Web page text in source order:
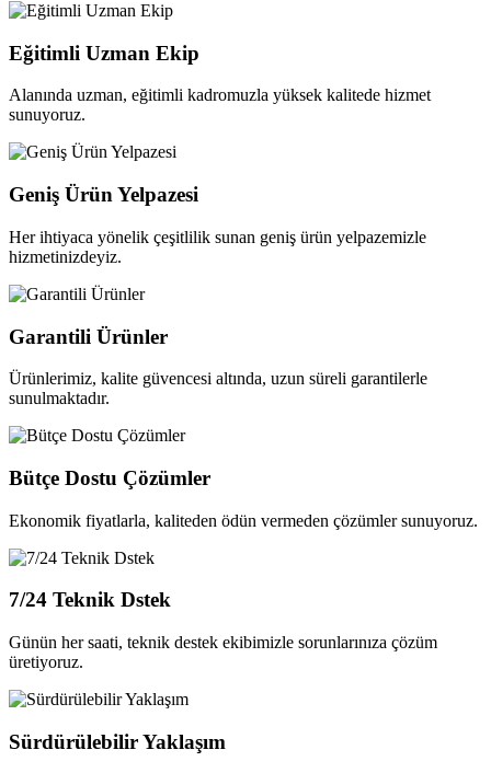
Eğitimli Uzman Ekip
Alanında uzman, eğitimli kadromuzla yüksek kalitede hizmet
sunuyoruz.
Geniş Ürün Yelpazesi
Her ihtiyaca yönelik çeşitlilik sunan geniş ürün yelpazemizle
hizmetinizdeyiz.
Garantili Ürünler
Ürünlerimiz, kalite güvencesi altında, uzun süreli garantilerle
sunulmaktadır.
Bütçe Dostu Çözümler
Ekonomik fiyatlarla, kaliteden ödün vermeden çözümler sunuyoruz.
7/24 Teknik Dstek
Günün her saati, teknik destek ekibimizle sorunlarınıza çözüm
üretiyoruz.
Sürdürülebilir Yaklaşım